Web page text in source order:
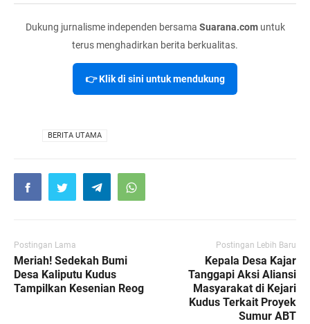
Dukung jurnalisme independen bersama Suarana.comuntuk
terus menghadirkan berita berkualitas.
👉 Klik di sini untuk mendukung
BERITA UTAMA
Postingan Lama
Meriah! Sedekah Bumi
Desa Kaliputu Kudus
Tampilkan Kesenian Reog
Postingan Lebih Baru
Kepala Desa Kajar
Tanggapi Aksi Aliansi
Masyarakat di Kejari
Kudus Terkait Proyek
Sumur ABT